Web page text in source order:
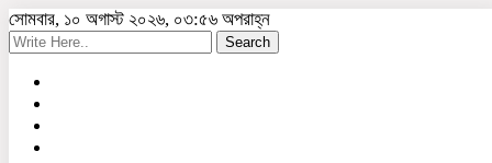
সোমবার, ১০ অগাস্ট ২০২৬, ০৩:৫৬ অপরাহ্ন
Search